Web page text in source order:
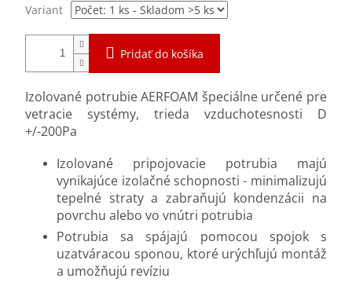
Variant
Pridať do košíka
Izolované potrubie AERFOAM špeciálne určené pre
vetracie systémy, trieda vzduchotesnosti D
+/-200Pa
Izolované pripojovacie potrubia majú
vynikajúce izolačné schopnosti - minimalizujú
tepelné straty a zabraňujú kondenzácii na
povrchu alebo vo vnútri potrubia
Potrubia sa spájajú pomocou spojok s
uzatváracou sponou, ktoré urýchľujú montáž
a umožňujú revíziu